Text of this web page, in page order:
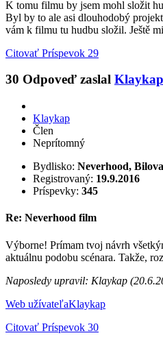
K tomu filmu by jsem mohl složit
Byl by to ale asi dlouhodobý
vám k filmu tu hudbu složil. Ještě
Citovať Príspevok 29
30 Odpoveď zaslal Klaykap
Klaykap
Člen
Neprítomný
Bydlisko: Neverhood,
Registrovaný: 19.9.2016
Príspevky: 345
Re: Neverhood film
Výborne! Prímam tvoj návrh
aktuálnu podobu scénara. Takže,
Naposledy upravil: Klaykap
Web užívateľaKlaykap
Citovať Príspevok 30